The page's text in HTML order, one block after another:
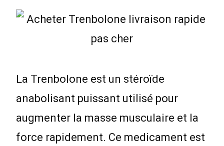
La Trenbolone est un stéroïde
anabolisant puissant utilisé pour
augmenter la masse musculaire et la
force rapidement. Ce medicament est